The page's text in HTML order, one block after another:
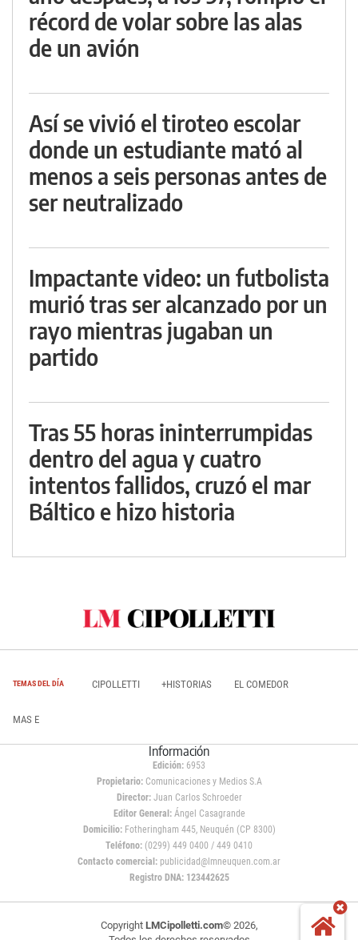
récord de volar sobre las alas
de un avión
Así se vivió el tiroteo escolar
donde un estudiante mató al
menos a seis personas antes de
ser neutralizado
Impactante video: un futbolista
murió tras ser alcanzado por un
rayo mientras jugaban un
partido
Tras 55 horas ininterrumpidas
dentro del agua y cuatro
intentos fallidos, cruzó el mar
Báltico e hizo historia
TEMAS DEL DÍA CIPOLLETTI +HISTORIAS EL COMEDOR
MAS E
Información
Edición: 6953
Propietario:Comunicaciones y Medios S.A
Director: Juan Carlos Schroeder
Editor General:Ángel Casagrande
Domicilio:Fotheringham 445, Neuquén (CP 8300)
Teléfono: (0299) 449 0400 / 449 0410
Contacto comercial: publicidad@lmneuquen.com.ar
Registro DNA: 123442625
Copyright LMCipolletti.com© 2026,